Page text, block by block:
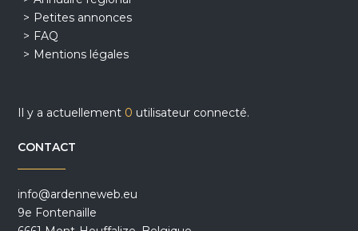
Petites annonces
FAQ
Mentions légales
Il y a actuellement 0 utilisateur connecté.
CONTACT
info@ardenneweb.eu
9e Fontenaille